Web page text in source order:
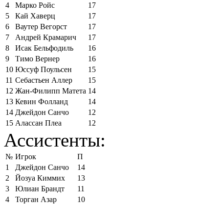
4
Марко Ройс
17
5
Кай Хаверц
17
6
Ваутер Вегорст
17
7
Андрей Крамарич
17
8
Исак Бельфодиль
16
9
Тимо Вернер
16
10 Юссуф Поульсен
15
11 Себастьен Аллер
15
12 Жан-Филипп Матета 14
13 Кевин Фолланд
14
14 Джейдон Санчо
12
15 Алассан Плеа 12
Ассистенты:
№ Игрок
П
1
Джейдон Санчо
14
2
Йозуа Киммих
13
3
Юлиан Брандт
11
4
Торган Азар
10